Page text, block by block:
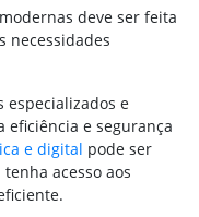
deve ser feita
necessidades
especializados e
eficiência e segurança
e digital pode ser
acesso aos